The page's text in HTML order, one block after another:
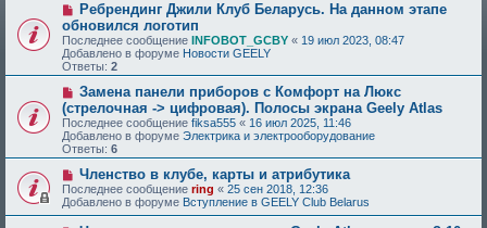
Ребрендинг Джили Клуб Беларусь. На данном этапе
обновился логотип
Последнее сообщение INFOBOT_GCBY « 19 июл 2023, 08:47
Добавлено в форуме Новости GEELY
Ответы: 2
Замена панели приборов с Комфорт на Люкс
(стрелочная -> цифровая). Полосы экрана Geely Atlas
Последнее сообщение fiksa555 « 16 июл 2025, 11:46
Добавлено в форуме Электрика и электрооборудование
Ответы: 6
Членство в клубе, карты и атрибутика
Последнее сообщение ring « 25 сен 2018, 12:36
Добавлено в форуме Вступление в GEELY Club Belarus